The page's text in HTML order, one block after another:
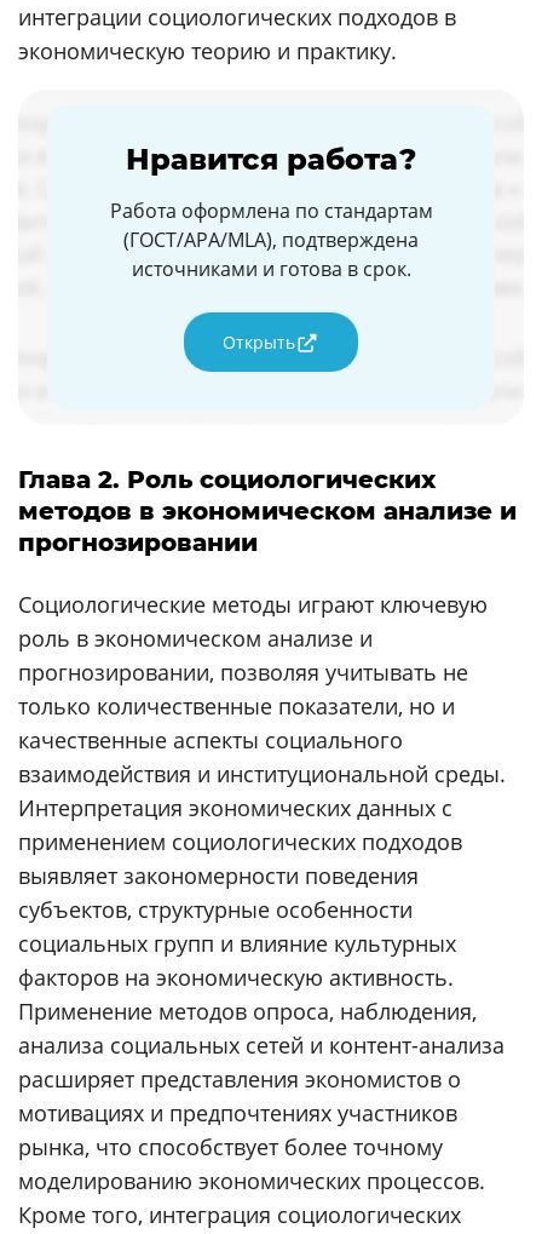
интеграции социологических подходов в
экономическую теорию и практику.
Нравится работа?
Работа оформлена по стандартам
(ГОСТ/APA/MLA), подтверждена
источниками и готова в срок.
Открыть
Глава 2. Роль социологических
методов в экономическом анализе и
прогнозировании
Социологические методы играют ключевую
роль в экономическом анализе и
прогнозировании, позволяя учитывать не
только количественные показатели, но и
качественные аспекты социального
взаимодействия и институциональной среды.
Интерпретация экономических данных с
применением социологических подходов
выявляет закономерности поведения
субъектов, структурные особенности
социальных групп и влияние культурных
факторов на экономическую активность.
Применение методов опроса, наблюдения,
анализа социальных сетей и контент-анализа
расширяет представления экономистов о
мотивациях и предпочтениях участников
рынка, что способствует более точному
моделированию экономических процессов.
Кроме того, интеграция социологических